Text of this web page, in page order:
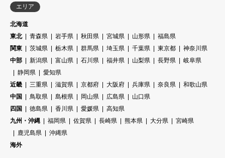
エリア
北海道
東北
青森県 岩手県 秋田県 宮城県 山形県
福島県
関東
茨城県 栃木県 群馬県 埼玉県 千葉県 東京都
神奈川県
中部
新潟県 富山県 石川県 福井県 山梨県 長野県
岐阜県
静岡県
愛知県
近畿
三重県 滋賀県 京都府 大阪府 兵庫県 奈良県
和歌山県
中国
鳥取県 島根県 岡山県 広島県
山口県
四国
徳島県 香川県 愛媛県
高知県
九州・沖縄
福岡県 佐賀県 長崎県 熊本県 大分県
宮崎県
鹿児島県
沖縄県
海外